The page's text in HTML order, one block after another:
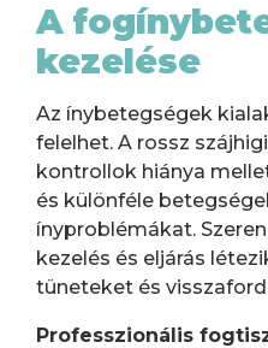
A
kezelése
Az ínybetegségek
felelhet. A rossz
kontrollok hiánya
és különféle
ínyproblémákat.
kezelés és eljárás
tüneteket és
Professzionális